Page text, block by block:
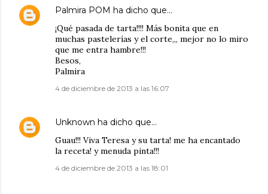
Palmira POM ha dicho que…
¡Qué pasada de tarta!!!! Más bonita que en
muchas pastelerías y el corte,,, mejor no lo miro
que me entra hambre!!!
Besos,
Palmira
4 de diciembre de 2013 a las 16:07
Unknown ha dicho que…
Guau!!! Viva Teresa y su tarta! me ha encantado
la receta! y menuda pinta!!!
4 de diciembre de 2013 a las 18:01